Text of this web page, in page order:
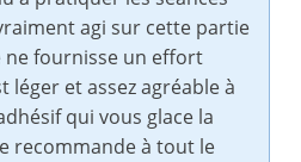
agi sur cette partie
ne fournisse un effort
léger et assez agréable à
qui vous glace la
recommande à tout le